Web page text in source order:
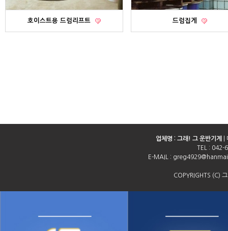
호이스트용 드럼리프트 드럼집게
업체명 : 그래! 그 운반기계
|
TEL : 042-
E-MAIL :
COPYRIGHTS (C)